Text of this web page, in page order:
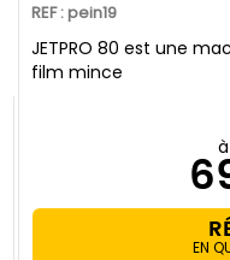
REF : pein19
JETPRO 80 est une
film mince
EN